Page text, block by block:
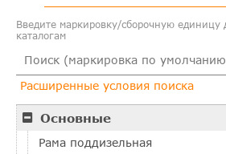
Введите маркировку/сборочную единицу
каталогам
Расширенные условия поиска
Основные
Рама поддизельная